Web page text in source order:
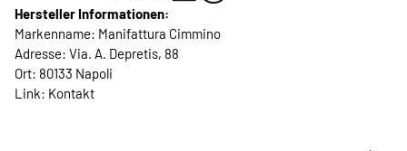
Hersteller Informationen:
Markenname: Manifattura Cimmino
Adresse: Via. A. Depretis, 88
Ort: 80133 Napoli
Link: Kontakt